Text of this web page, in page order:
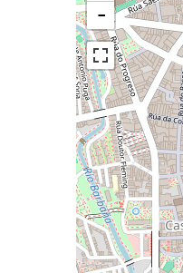
−